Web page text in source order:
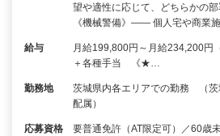
望や適性に応じて、どちらかの
《機械警備》―― 個人宅や商業
給与
月給199,800円～月給234,200円
＋各種手当 《★…
勤務地
茨城県内各エリアでの勤務 （茨
配属）
応募資格
要普通免許（AT限定可）／60歳